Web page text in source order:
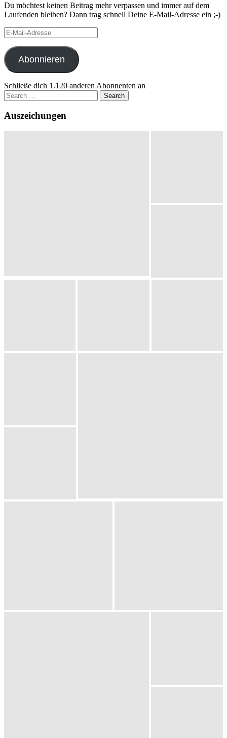
Du möchtest keinen Beitrag mehr verpassen und immer auf dem
Laufenden bleiben? Dann trag schnell Deine E-Mail-Adresse ein ;-)
E-
Mail-
Adresse
Abonnieren
Schließe dich 1.120 anderen Abonnenten an
Search
for:
Auszeichungen